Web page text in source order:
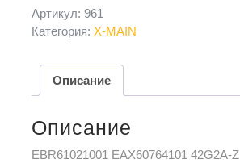
Артикул: 961
Категория: X-MAIN
Описание
Описание
EBR61021001 EAX60764101 42G2A-Z